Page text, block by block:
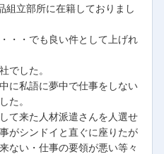
組立部所に在籍しておりまし
・・でも良い件として上げれ
でした。
に私語に夢中で仕事をしない
た。
て来た人材派遣さんを人選せ
がシンドイと直ぐに座りたが
ない・仕事の要領が悪い等々